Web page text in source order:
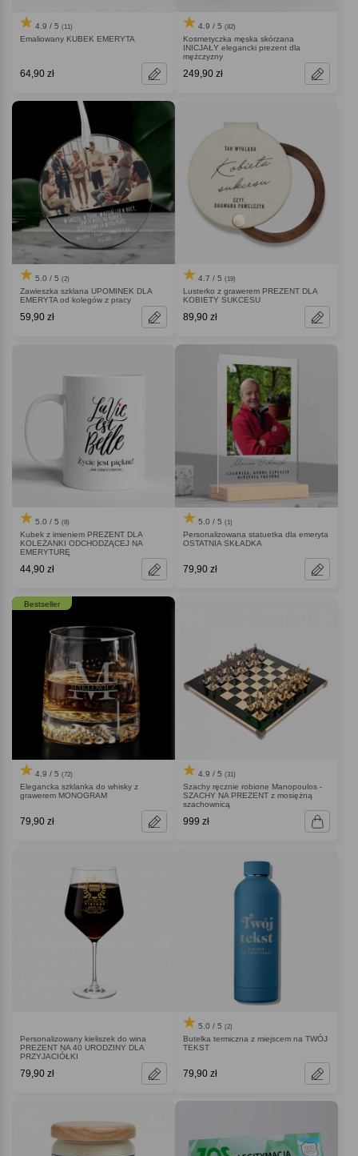
4.9 / 5 (11)
Emaliowany KUBEK EMERYTA
64,90 zł
4.9 / 5 (82)
Kosmetyczka męska skórzana
INICJAŁY elegancki prezent dla
mężczyzny
249,90 zł
5.0 / 5 (2)
Zawieszka szklana UPOMINEK DLA
EMERYTA od kolegów z pracy
59,90 zł
4.7 / 5 (19)
Lusterko z grawerem PREZENT DLA
KOBIETY SUKCESU
89,90 zł
5.0 / 5 (8)
Kubek z imieniem PREZENT DLA
KOLEŻANKI ODCHODZĄCEJ NA
EMERYTURĘ
44,90 zł
5.0 / 5 (1)
Personalizowana statuetka dla emeryta
OSTATNIA SKŁADKA
79,90 zł
Bestseller
4.9 / 5 (72)
Elegancka szklanka do whisky z
grawerem MONOGRAM
79,90 zł
4.9 / 5 (31)
Szachy ręcznie robione Manopoulos -
SZACHY NA PREZENT z mosiężną
szachownicą
999 zł
Personalizowany kieliszek do wina
PREZENT NA 40 URODZINY DLA
PRZYJACIÓŁKI
79,90 zł
5.0 / 5 (2)
Butelka termiczna z miejscem na TWÓJ
TEKST
79,90 zł